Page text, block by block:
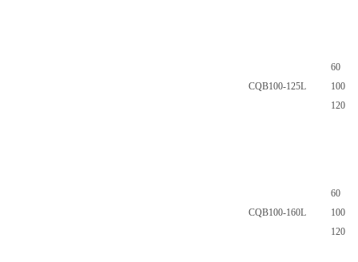
CQB100-125L
60
100
120
CQB100-160L
60
100
120